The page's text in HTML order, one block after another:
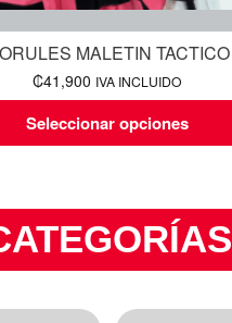
MALETIN TACTICO
₡41,900 IVA INCLUIDO
Seleccionar opciones